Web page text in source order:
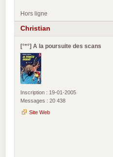
Hors ligne
Christian
[°*°] A la poursuite des scans
Inscription : 19-01-2005
Messages : 20 438
Site Web